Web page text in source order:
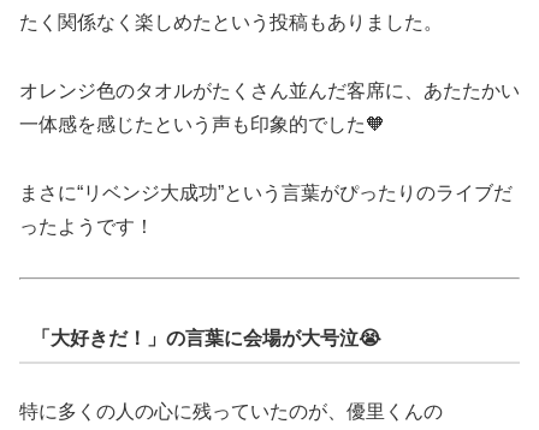
たく関係なく楽しめたという投稿もありました。
オレンジ色のタオルがたくさん並んだ客席に、あたたかい
一体感を感じたという声も印象的でした🧡
まさに“リベンジ大成功”という言葉がぴったりのライブだ
ったようです！
「大好きだ！」の言葉に会場が大号泣😭
特に多くの人の心に残っていたのが、優里くんの